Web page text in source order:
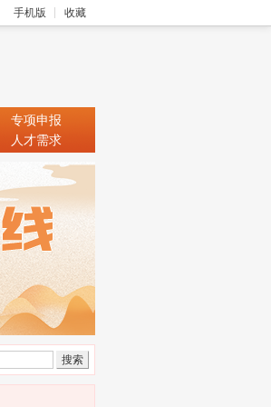
收藏
手机版
专项申报
人才需求